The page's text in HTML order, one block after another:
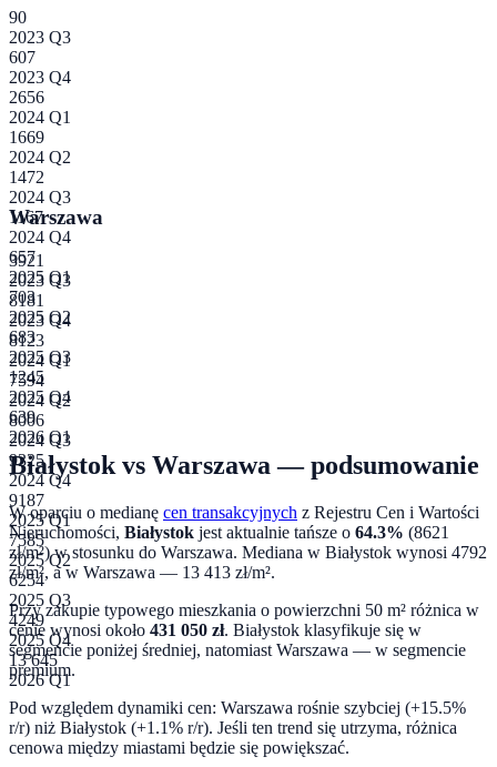
90
2023 Q3
607
2023 Q4
2656
2024 Q1
1669
2024 Q2
1472
2024 Q3
1167
2024 Q4
657
2025 Q1
703
2025 Q2
683
2025 Q3
1245
2025 Q4
639
2026 Q1
Warszawa
3921
2023 Q3
8181
2023 Q4
8123
2024 Q1
7594
2024 Q2
8006
2024 Q3
9325
2024 Q4
9187
2025 Q1
7585
2025 Q2
6254
2025 Q3
4249
2025 Q4
13 645
2026 Q1
Białystok vs Warszawa — podsumowanie
W oparciu o medianę cen transakcyjnych z Rejestru Cen i Wartości
Nieruchomości, Białystok jest aktualnie tańsze o 64.3% (8621
zł/m²) w stosunku do Warszawa. Mediana w Białystok wynosi 4792
zł/m², a w Warszawa — 13 413 zł/m².
Przy zakupie typowego mieszkania o powierzchni 50 m² różnica w
cenie wynosi około 431 050 zł. Białystok klasyfikuje się w
segmencie poniżej średniej, natomiast Warszawa — w segmencie
premium.
Pod względem dynamiki cen: Warszawa rośnie szybciej (+15.5%
r/r) niż Białystok (+1.1% r/r). Jeśli ten trend się utrzyma, różnica
cenowa między miastami będzie się powiększać.